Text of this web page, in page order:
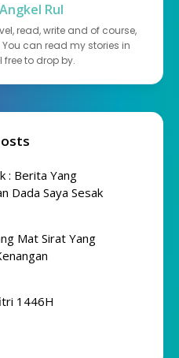
Angkel Rul
read, write and of course,
can read my stories in
free to drop by.
: Berita Yang
Dada Saya Sesak
Mat Sirat Yang
1446H